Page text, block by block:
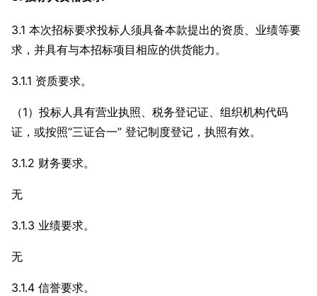
3.1 本次招标要求投标人须具备本款提出的资质、业绩等要
求，并具有与本招标项目相应的供货能力。
3.1.1 资质要求。
（1）投标人具有营业执照、税务登记证、组织机构代码
证，或按照“三证合一” 登记制度登记，执照有效。
3.1.2 财务要求。
无
3.1.3 业绩要求。
无
3.1.4 信誉要求。